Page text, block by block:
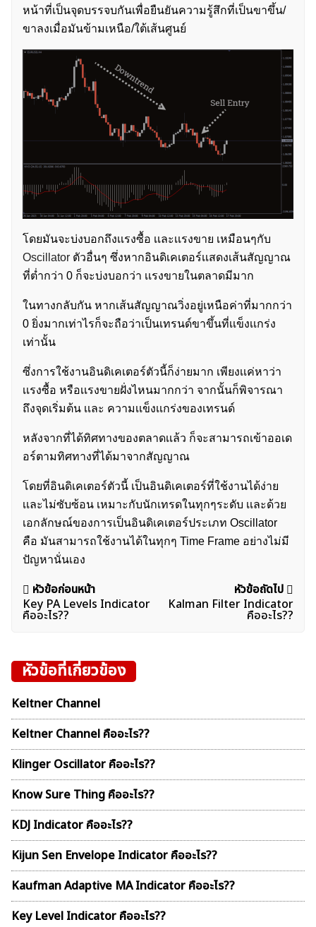
ค้นหา
หน้าที่เป็นจุดบรรจบกันเพื่อยืนยันความรู้สึกที่เป็นขาขึ้น/
ขาลงเมื่อมันข้ามเหนือ/ใต้เส้นศูนย์
โดยมันจะบ่งบอกถึงเเรงซื้อ เเละเเรงขาย เหมือนๆกับ
Oscillator ตัวอื่นๆ ซึ่งหากอินดิเคเตอร์เเสดงเส้นสัญญาณ
ที่ต่ำกว่า 0 ก็จะบ่งบอกว่า เเรงขายในตลาดมีมาก
ในทางกลับกัน หากเส้นสัญญาณวิ่งอยู่เหนือค่าที่มากกว่า
0 ยิ่งมากเท่าไรก็จะถือว่าเป็นเทรนด์ขาขึ้นที่เเข็งเเกร่ง
เท่านั้น
ซึ่งการใช้งานอินดิเคเตอร์ตัวนี้ก็ง่ายมาก เพียงเเค่หาว่า
เเรงซื้อ หรือเเรงขายฝั่งไหนมากกว่า จากนั้นก็พิจารณา
ถึงจุดเริ่มต้น เเละ ความเเข็งเเกร่งของเทรนด์
หลังจากที่ได้ทิศทางของตลาดเเล้ว ก็จะสามารถเข้าออเด
อร์ตามทิศทางที่ได้มาจากสัญญาณ
โดยที่อินดิเคเตอร์ตัวนี้ เป็นอินดิเคเตอร์ที่ใช้งานได้ง่าย
เเละไม่ซับซ้อน เหมาะกับนักเทรดในทุกๆระดับ เเละด้วย
เอกลักษณ์ของการเป็นอินดิเคเตอร์ประเภท Oscillator
คือ มันสามารถใช้งานได้ในทุกๆ Time Frame อย่างไม่มี
ปัญหานั่นเอง
แนะแนว
เรื่อง
หัวข้อก่อนหน้า
Key PA Levels Indicator
คืออะไร??
หัวข้อถัดไป
Kalman Filter Indicator
คืออะไร??
หัวข้อที่เกี่ยวข้อง
Keltner Channel
Keltner Channel คืออะไร??
Klinger Oscillator คืออะไร??
Know Sure Thing คืออะไร??
KDJ Indicator คืออะไร??
Kijun Sen Envelope Indicator คืออะไร??
Kaufman Adaptive MA Indicator คืออะไร??
Key Level Indicator คืออะไร??